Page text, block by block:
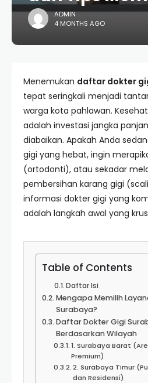
ADMIN
4 MONTHS AGO
Menemukan daftar dokter
tepat seringkali menjadi
warga kota pahlawan.
adalah investasi jangka
diabaikan. Apakah Anda
gigi yang hebat, ingin
(ortodonti), atau sekadar
pembersihan karang gigi
informasi dokter gigi yang
adalah langkah awal yang
Table of Contents
Daftar Isi
Mengapa Memilih
Surabaya?
Daftar Dokter Gigi
Berdasarkan Wilayah
1. Surabaya Barat
Premium)
2. Surabaya Timur
dan Residensi)